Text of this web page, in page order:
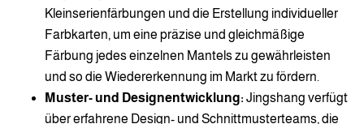
Kleinserienfärbungen und die Erstellung individueller
Farbkarten, um eine präzise und gleichmäßige
Färbung jedes einzelnen Mantels zu gewährleisten
und so die Wiedererkennung im Markt zu fördern.
Muster- und Designentwicklung: Jingshang verfügt
über erfahrene Design- und Schnittmusterteams, die